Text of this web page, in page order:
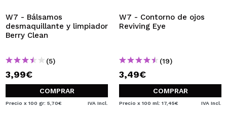
tus compras rápidamente, revisar el estado de tus
pedidos y consultar tus operaciones anteriores.
CREAR CUENTA
W7 - Bálsamos
desmaquillante y limpiador
Berry Clean
(5)
3,99€
COMPRAR
Precio x 100 gr: 5,70€ IVA Incl.
W7 - Contorno de ojos
Reviving Eye
(19)
3,49€
COMPRAR
Precio x 100 ml: 17,45€ IVA Incl.